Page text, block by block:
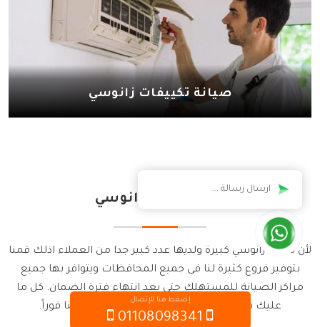
صيانة تكييفات زانوسي
مراكز وفروع زانوسي
لأن شركة زانوسي كبيرة ولديها عدد كبير جدا من العملاء اذلك قمنا
بتوفير فروع كثيرة لنا فى جميع المحافظات ويتوافر بها جميع
مراكز الصيانة للمستهلك حتى بعد انتهاء فترة الضمان. كل ما
عليك هو التوجه الى أقرب فرع لك او الإتصال بنا فوراً.
إضغط هنا للإتصال
01108098341